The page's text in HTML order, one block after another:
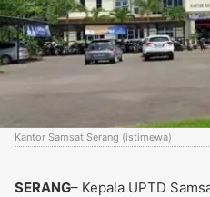
Kantor Samsat Serang (istimewa)
SERANG– Kepala UPTD